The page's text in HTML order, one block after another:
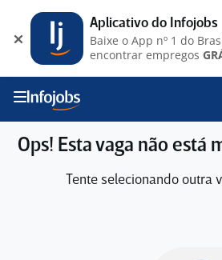
Ops! Esta vaga não está
Tente selecionando outra
Aplicativo do Infojobs
Baixe o App nº 1 do
encontrar empregos